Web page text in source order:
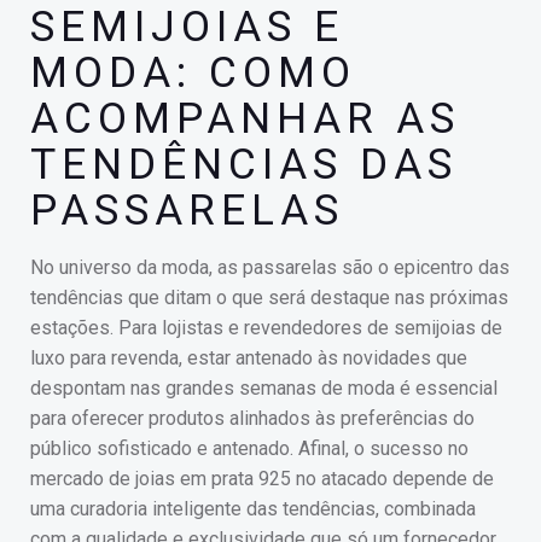
SEMIJOIAS E
MODA: COMO
ACOMPANHAR AS
TENDÊNCIAS DAS
PASSARELAS
No universo da moda, as passarelas são o epicentro das
tendências que ditam o que será destaque nas próximas
estações. Para lojistas e revendedores de semijoias de
luxo para revenda, estar antenado às novidades que
despontam nas grandes semanas de moda é essencial
para oferecer produtos alinhados às preferências do
público sofisticado e antenado. Afinal, o sucesso no
mercado de joias em prata 925 no atacado depende de
uma curadoria inteligente das tendências, combinada